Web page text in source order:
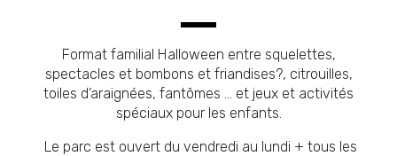
Format familial Halloween entre squelettes,
spectacles et bombons et friandises?, citrouilles,
toiles d’araignées, fantômes … et jeux et activités
spéciaux pour les enfants.
Le parc est ouvert du vendredi au lundi + tous les